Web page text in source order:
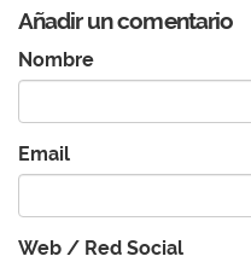
Añadir un comentario
Nombre
Email
Web / Red Social